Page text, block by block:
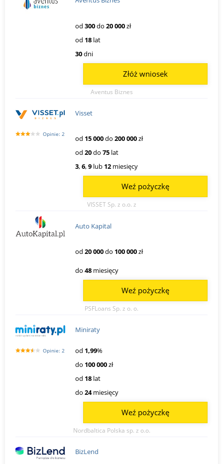
od 300do 20 000zł
od 18 lat
30dni
Aventus Biznes
Złóż wniosek
Opinie: 2
Visset
od 15 000do 200 000zł
od 20do 75 lat
3,6,9 lub 12 miesięcy
VISSET Sp. z o.o. z
Weź pożyczkę
Auto Kapital
od 20 000do 100 000zł
do 48 miesięcy
PSFLoans Sp. z o. o.
Weź pożyczkę
Opinie: 2
Miniraty
od 1,99%
do 100 000zł
od 18 lat
do 24miesięcy
Nordbaltica Polska sp. z o.o.
Weź pożyczkę
BizLend